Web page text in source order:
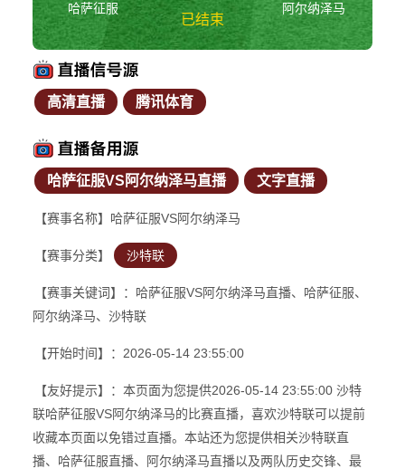
哈萨征服
已结束
阿尔纳泽马
高清直播 腾讯体育
哈萨征服VS阿尔纳泽马直播 文字直播
【赛事名称】哈萨征服VS阿尔纳泽马
【赛事分类】 沙特联
【赛事关键词】：哈萨征服VS阿尔纳泽马直播、哈萨征服、
阿尔纳泽马、沙特联
【开始时间】：2026-05-14 23:55:00
【友好提示】：本页面为您提供2026-05-14 23:55:00 沙特
联哈萨征服VS阿尔纳泽马的比赛直播，喜欢沙特联可以提前
收藏本页面以免错过直播。本站还为您提供相关沙特联直
播、哈萨征服直播、阿尔纳泽马直播以及两队历史交锋、最